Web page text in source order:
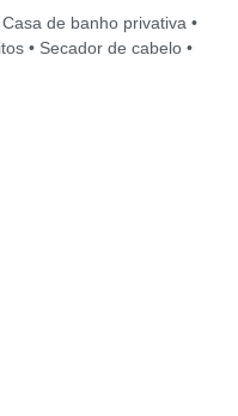
Casa de banho privativa •
• Secador de cabelo •